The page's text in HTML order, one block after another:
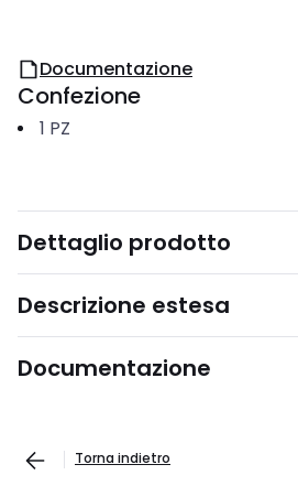
Documentazione
Confezione
1 PZ
Dettaglio prodotto
Descrizione estesa
Documentazione
Torna indietro